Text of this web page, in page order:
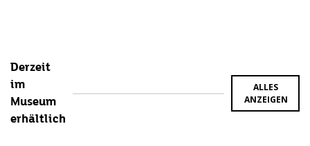
Derzeit
im
Museum
erhältlich
ALLES
ANZEIGEN